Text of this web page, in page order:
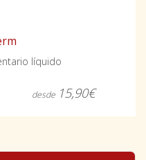
líquido
desde 15,90€